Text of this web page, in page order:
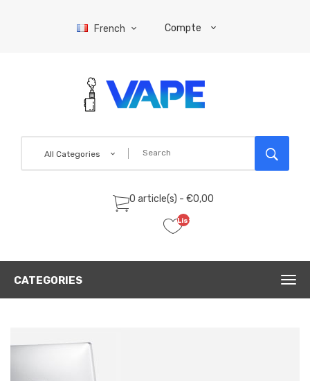
French Compte
All Categories
0 article(s) - €0,00
Liste
(0)
CATEGORIES